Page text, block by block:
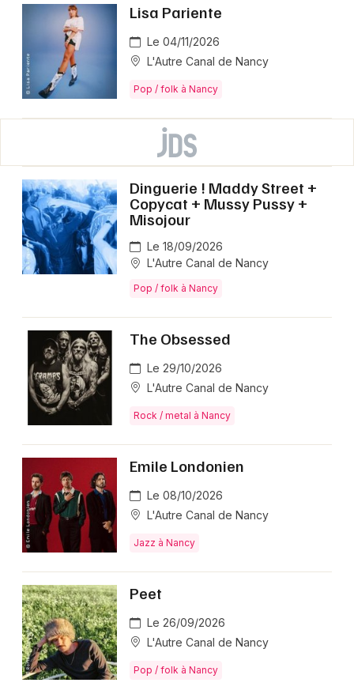
Lisa Pariente
Le 04/11/2026
L'Autre Canal de Nancy
Pop / folk à Nancy
Dinguerie ! Maddy Street +
Copycat + Mussy Pussy +
Misojour
Le 18/09/2026
L'Autre Canal de Nancy
Pop / folk à Nancy
The Obsessed
Le 29/10/2026
L'Autre Canal de Nancy
Rock / metal à Nancy
Emile Londonien
Le 08/10/2026
L'Autre Canal de Nancy
Jazz à Nancy
Peet
Le 26/09/2026
L'Autre Canal de Nancy
Pop / folk à Nancy